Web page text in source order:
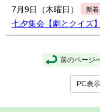
7月9日（木曜日） 新着
七夕集会【劇とクイズ】
前のページ
PC表示